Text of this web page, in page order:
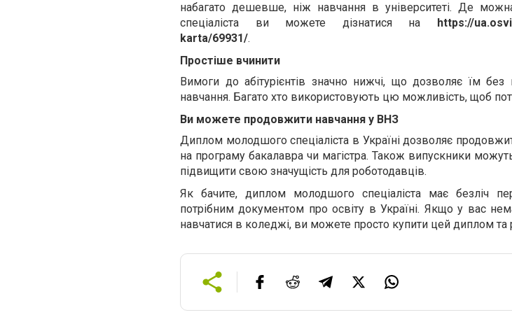
набагато дешевше, ніж навчання в університеті. Де
спеціаліста ви можете дізнатися на
https://
karta/69931/.
Простіше вчинити
Вимоги до абітурієнтів значно нижчі, що дозволяє їм
навчання. Багато хто використовують цю можливість, щоб
Ви можете продовжити навчання у ВНЗ
Диплом молодшого спеціаліста в Україні дозволяє
на програму бакалавра чи магістра. Також випускники
підвищити свою значущість для роботодавців.
Як бачите, диплом молодшого спеціаліста має безліч
потрібним документом про освіту в Україні. Якщо у вас
навчатися в коледжі, ви можете просто купити цей диплом та